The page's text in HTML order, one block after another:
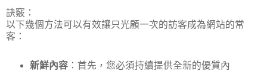
訣竅：
以下幾個方法可以有效讓只光顧一次的訪客成為網站的常
客：
新鮮內容：首先，您必須持續提供全新的優質內